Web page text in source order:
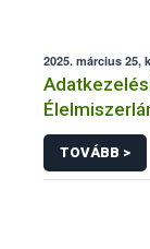
2025. március 25,
TOVÁBB >